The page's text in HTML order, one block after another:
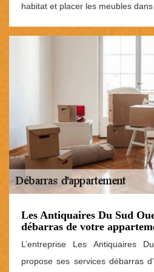
habitat et placer les meubles dans
Les Antiquaires Du Sud
débarras de votre
L’entreprise Les Antiquaires
propose ses services débarras